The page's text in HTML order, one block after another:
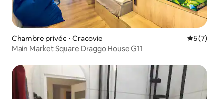
Chambre privée ⋅ Cracovie
5 (7)
Main Market Square Draggo House G11